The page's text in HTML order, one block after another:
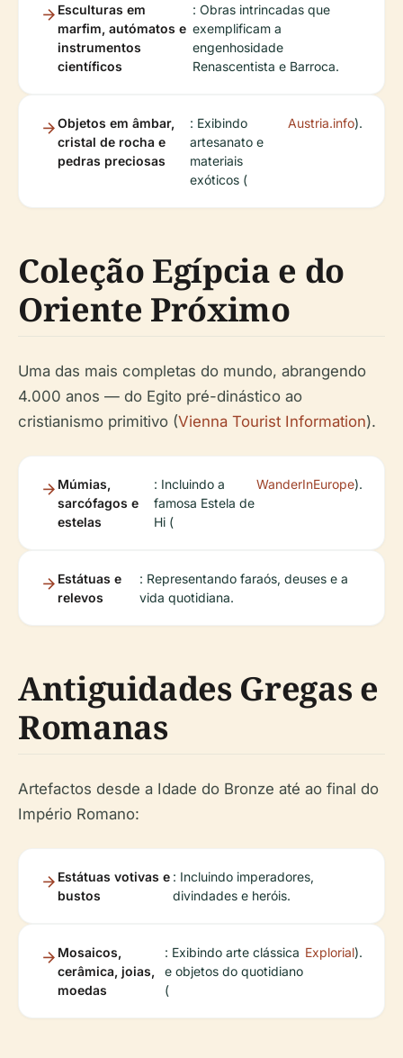
Esculturas em
marfim, autómatos e
instrumentos
científicos
: Obras intrincadas que
exemplificam a
engenhosidade
Renascentista e Barroca.
Objetos em âmbar,
cristal de rocha e
pedras preciosas
: Exibindo
artesanato e
materiais
exóticos (
Austria.info).
Coleção Egípcia e do
Oriente Próximo
Uma das mais completas do mundo, abrangendo
4.000 anos — do Egito pré-dinástico ao
cristianismo primitivo (Vienna Tourist Information).
Múmias,
sarcófagos e
estelas
: Incluindo a
famosa Estela de
Hi (
WanderInEurope).
Estátuas e
relevos
: Representando faraós, deuses e a
vida quotidiana.
Antiguidades Gregas e
Romanas
Artefactos desde a Idade do Bronze até ao final do
Império Romano:
Estátuas votivas e
bustos
: Incluindo imperadores,
divindades e heróis.
Mosaicos,
cerâmica, joias,
moedas
: Exibindo arte clássica
e objetos do quotidiano
(
Explorial).